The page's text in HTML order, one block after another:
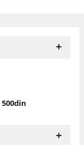
+
500din
+